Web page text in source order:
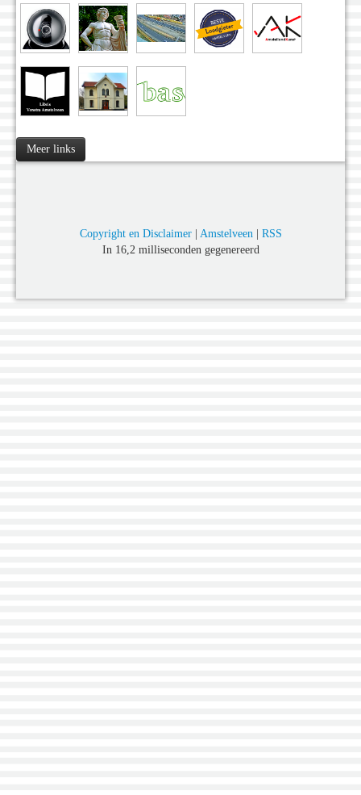
Meer links
Copyright en Disclaimer| Amstelveen
RSS
In 16,2 milliseconden gegenereerd